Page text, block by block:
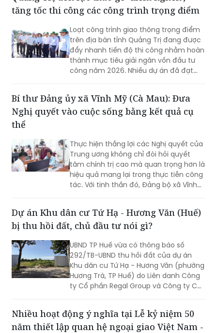
tăng tốc thi công các công trình trọng điểm
Loạt công trình giao thông trọng điểm
trên địa bàn tỉnh Quảng Trị đang được
đẩy nhanh tiến độ thi công nhằm hoàn
thành mục tiêu giải ngân vốn đầu tư
công năm 2026. Nhiều dự án đã đạt
giải phóng mặt bằng vẫn là "nút thắt"
cần sớm tháo gỡ để bảo đảm tiến độ
Bí thư Đảng ủy xã Vĩnh Mỹ (Cà Mau): Đưa
Nghị quyết vào cuộc sống bằng kết quả cụ
thể
Thực hiện thắng lợi các Nghị quyết của
Trung ương không chỉ đòi hỏi quyết
tâm chính trị cao mà quan trọng hơn là
hiệu quả mang lại trong thực tiễn công
tác. Với tinh thần đó, Đảng bộ xã Vĩnh
đội ngũ cán bộ đủ phẩm chất, năng
lực, trách nhiệm, đưa các chủ trương
chuyển biến rõ nét trong phát triển kinh
tế - xã hội và nâng cao đời sống Nhân
dân.
Dự án Khu dân cư Tứ Hạ - Hương Văn (Huế)
bị thu hồi đất, chủ đầu tư nói gì?
UBND TP Huế vừa có thông báo số
292/TB-UBND thu hồi đất của dự án
Khu dân cư Tứ Hạ - Hương Văn (phường
Hương Trà, TP Huế) do Liên danh Công
ty Cổ phần Regal Group và Công ty Cổ
Nhiều hoạt động ý nghĩa tại Lễ kỷ niệm 50
năm thiết lập quan hệ ngoại giao Việt Nam -